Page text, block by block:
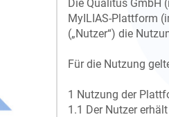
Die Qualitus GmbH
MyILIAS-Plattform
(„Nutzer“) die
Für die Nutzung
1 Nutzung der
1.1 Der Nutzer